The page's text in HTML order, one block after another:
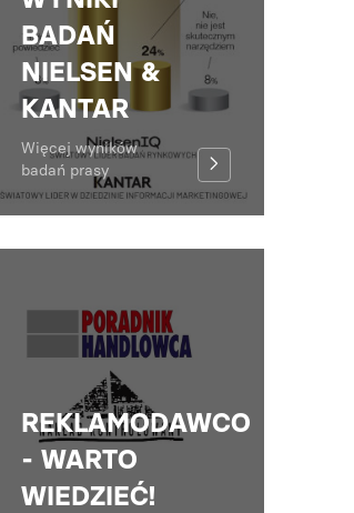
BADAŃ
NIELSEN &
KANTAR
Więcej wyników
badań prasy
REKLAMODAWCO
- WARTO
WIEDZIEĆ!